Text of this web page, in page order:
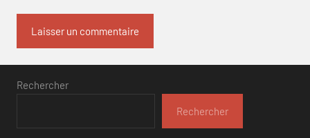
Rechercher
Rechercher